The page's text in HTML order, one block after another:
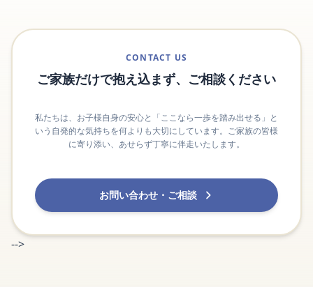
CONTACT US
ご家族だけで抱え込まず、ご相談ください
私たちは、お子様自身の安心と「ここなら一歩を踏み出せる」と
いう自発的な気持ちを何よりも大切にしています。ご家族の皆様
に寄り添い、あせらず丁寧に伴走いたします。
お問い合わせ・ご相談
-->